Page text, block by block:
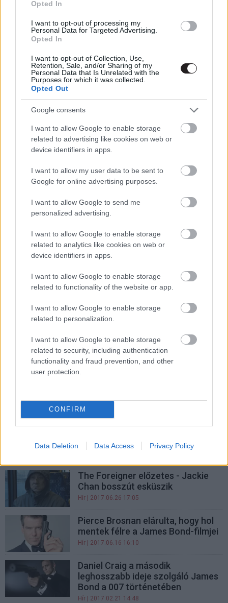
Opted In
I want to opt-out of processing my
Personal Data for Targeted Advertising.
Opted In
I want to opt-out of Collection, Use,
Retention, Sale, and/or Sharing of my
Personal Data that Is Unrelated with the
Purposes for which it was collected.
Opted Out
Google consents
I want to allow Google to enable storage
related to advertising like cookies on web or
device identifiers in apps.
I want to allow my user data to be sent to
Google for online advertising purposes.
I want to allow Google to send me
personalized advertising.
I want to allow Google to enable storage
related to analytics like cookies on web or
device identifiers in apps.
I want to allow Google to enable storage
related to functionality of the website or app.
I want to allow Google to enable storage
related to personalization.
I want to allow Google to enable storage
related to security, including authentication
functionality and fraud prevention, and other
user protection.
CONFIRM
Data Deletion Data Access Privacy Policy
Eurovíziós vígjátéka
Will Ferrell és Rachel McAdams
Eurovíziójának előzetesétől szem
nem marad szárazon
Top 007 - Bond, James Bond-
rangsor
Hír| 2020.05.14 14:00
megérett egy női 007-es ügynökre
Hír| 2019.09.12 17:00
Mamma Mia! Sose hagyjuk abba -
Kritika
Az idegen - Kritika
| 2018.05.17 14:30
Sose hagyjuk abba
Hír| 2017.12.21 12:30
Andy Garcia is csatlakozott a
Mamma Mia! folytatásához
Hír| 2017.09.27 16:10
Hír
Chan nagy visszatérése
The Foreigner előzetes - Jackie
Chan bosszút esküszik
Hír | 2017.06.26 17:05
Pierce Brosnan elárulta, hogy hol
mentek félre a James Bond-filmjei
Hír | 2017.06.16 16:10
Daniel Craig a második
leghosszabb ideje szolgáló James
Bond a 007 történetében
Hír | 2017.02.21 14:48